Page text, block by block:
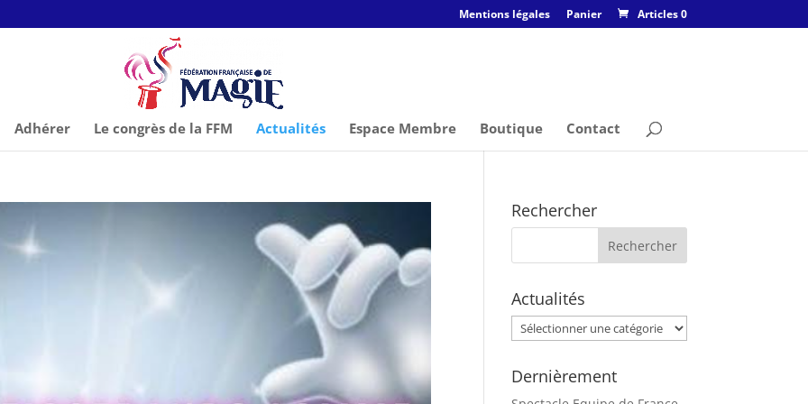
Mentions légales Panier Articles 0
Adhérer Le congrès de la FFM Actualités Espace Membre Boutique Contact
Rechercher
Actualités
Actualités
Dernièrement